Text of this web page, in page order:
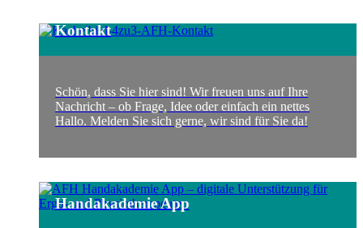
Kontakt
Schön, dass Sie hier sind! Wir freuen uns auf Ihre
Nachricht – ob Frage, Idee oder einfach ein nettes
Hallo. Melden Sie sich gerne, wir sind für Sie da!
Handakademie App